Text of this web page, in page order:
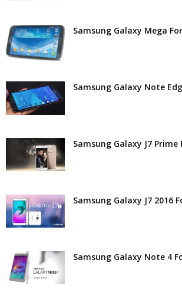
Samsung Galaxy Mega
Samsung Galaxy Note
Samsung Galaxy J7
Samsung Galaxy J7 2016
Samsung Galaxy Note 4